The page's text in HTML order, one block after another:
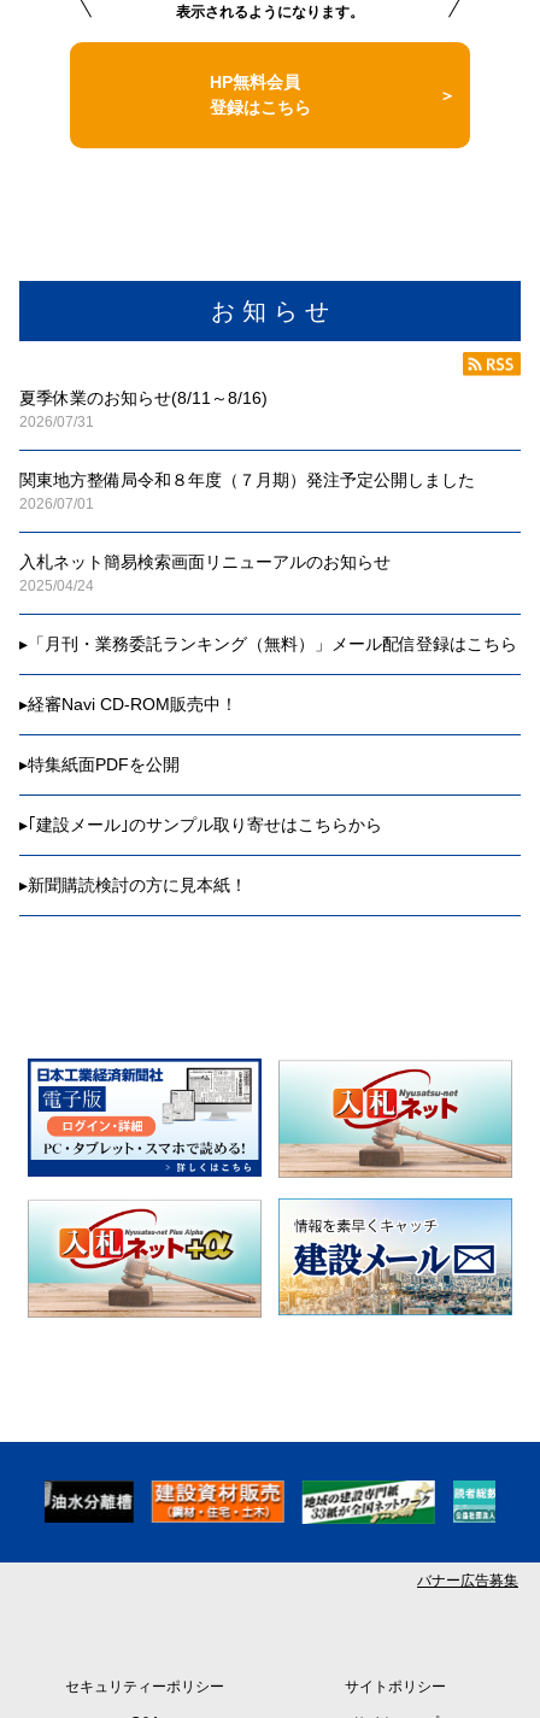
お 知 ら せ
夏季休業のお知らせ(8/11～8/16)
2026/07/31
関東地方整備局令和８年度（７月期）発注予定公開しました
2026/07/01
入札ネット簡易検索画面リニューアルのお知らせ
2025/04/24
▸ 「月刊・業務委託ランキング（無料）」メール配信登録はこちら
▸経審Navi CD-ROM販売中！
▸特集紙面PDFを公開
▸｢建設メール｣のサンプル取り寄せはこちらから
▸新聞購読検討の方に見本紙！
表示されるようになります。
HP無料会員
登録はこちら
バナー広告募集
セキュリティーポリシー サイトポリシー